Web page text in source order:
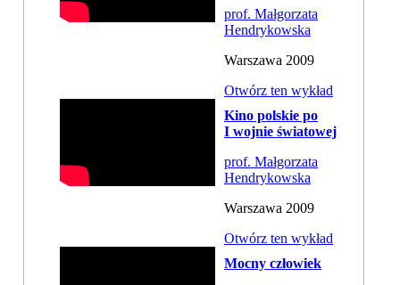
prof. Małgorzata
Hendrykowska
Warszawa 2009
Otwórz ten wykład
Kino polskie po
I wojnie światowej
prof. Małgorzata
Hendrykowska
Warszawa 2009
Otwórz ten wykład
Mocny człowiek